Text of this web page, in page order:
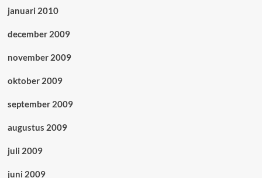
januari 2010
december 2009
november 2009
oktober 2009
september 2009
augustus 2009
juli 2009
juni 2009